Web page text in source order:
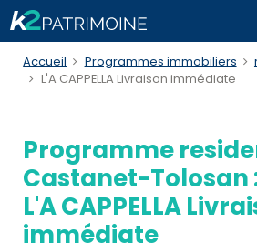
Accueil Programmes immobiliers
L'A CAPPELLA Livraison immédiate
Programme
Castanet-Tolosan
L'A CAPPELLA
immédiate